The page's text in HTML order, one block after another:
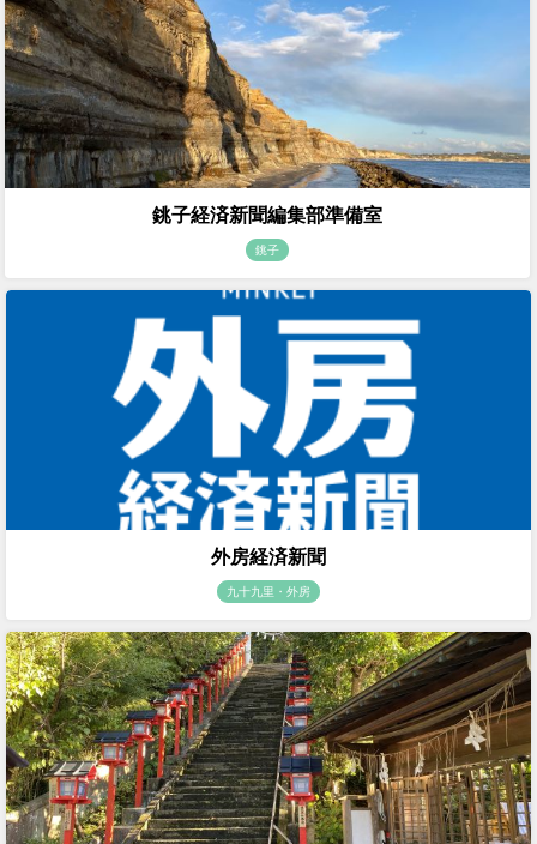
銚子経済新聞編集部準備室
銚子
外房経済新聞
九十九里・外房